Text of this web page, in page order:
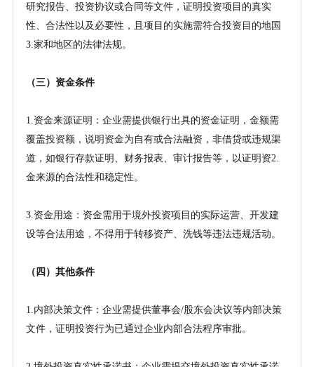
研究报告、投资协议或合同等文件，证明投资项目的真实
性、合法性以及必要性，且项目的实施需符合投资目的地国
3.家和地区的法律法规。
（三）资金条件
1.资金来源证明：企业需提供银行出具的资金证明，金额需
覆盖投资额，说明资金为自有或合法融资，非借贷或违规渠
道，如银行存款证明、财务报表、审计报告等，以证明资2.
金来源的合法性和稳定性。
3.资金用途：资金需用于境外投资项目的实际运营、开发建
设等合法用途，不得用于转移资产、洗钱等违法违规活动。
（四）其他条件
1.内部决策文件：企业需提供董事会/股东会决议等内部决策
文件，证明投资行为已通过企业内部合法程序审批。